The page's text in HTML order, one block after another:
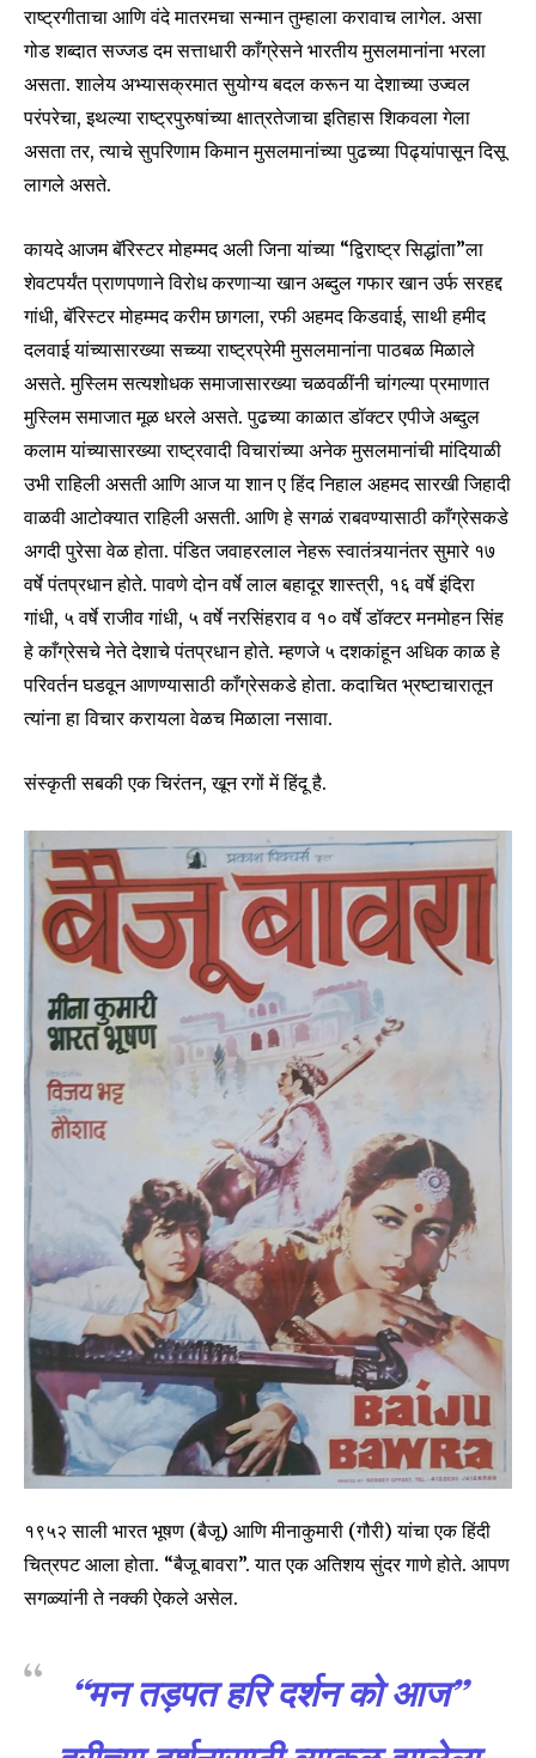
Join our community of
SUBSCRIBERS and be part of the
conversation.
To subscribe, simply enter your email address on our website
or click the subscribe button below. Don't worry, we respect
your privacy and won't spam your inbox. Your information is
safe with us.
SUBSCRIBE
I've read and accept thePrivacy Policy.
राष्ट्रगीताचा आणि वंदे मातरमचा सन्मान तुम्हाला करावाच लागेल. असा
गोड शब्दात सज्जड दम सत्ताधारी काँग्रेसने भारतीय मुसलमानांना भरला
असता. शालेय अभ्यासक्रमात सुयोग्य बदल करून या देशाच्या उज्वल
परंपरेचा, इथल्या राष्ट्रपुरुषांच्या क्षात्रतेजाचा इतिहास शिकवला गेला
असता तर, त्याचे सुपरिणाम किमान मुसलमानांच्या पुढच्या पिढ्यांपासून दिसू
लागले असते.
कायदे आजम बॅरिस्टर मोहम्मद अली जिना यांच्या “द्विराष्ट्र सिद्धांता”ला
शेवटपर्यंत प्राणपणाने विरोध करणाऱ्या खान अब्दुल गफार खान उर्फ सरहद्द
गांधी, बॅरिस्टर मोहम्मद करीम छागला, रफी अहमद किडवाई, साथी हमीद
दलवाई यांच्यासारख्या सच्च्या राष्ट्रप्रेमी मुसलमानांना पाठबळ मिळाले
असते. मुस्लिम सत्यशोधक समाजासारख्या चळवळींनी चांगल्या प्रमाणात
मुस्लिम समाजात मूळ धरले असते. पुढच्या काळात डॉक्टर एपीजे अब्दुल
कलाम यांच्यासारख्या राष्ट्रवादी विचारांच्या अनेक मुसलमानांची मांदियाळी
उभी राहिली असती आणि आज या शान ए हिंद निहाल अहमद सारखी जिहादी
वाळवी आटोक्यात राहिली असती. आणि हे सगळं राबवण्यासाठी काँग्रेसकडे
अगदी पुरेसा वेळ होता. पंडित जवाहरलाल नेहरू स्वातंत्र्यानंतर सुमारे १७
वर्षे पंतप्रधान होते. पावणे दोन वर्षे लाल बहादूर शास्त्री, १६ वर्षे इंदिरा
गांधी, ५ वर्षे राजीव गांधी, ५ वर्षे नरसिंहराव व १० वर्षे डॉक्टर मनमोहन सिंह
हे काँग्रेसचे नेते देशाचे पंतप्रधान होते. म्हणजे ५ दशकांहून अधिक काळ हे
परिवर्तन घडवून आणण्यासाठी काँग्रेसकडे होता. कदाचित भ्रष्टाचारातून
त्यांना हा विचार करायला वेळच मिळाला नसावा.
संस्कृती सबकी एक चिरंतन, खून रगों में हिंदू है.
१९५२ साली भारत भूषण (बैजू) आणि मीनाकुमारी (गौरी) यांचा एक हिंदी
चित्रपट आला होता. “बैजू बावरा”. यात एक अतिशय सुंदर गाणे होते. आपण
सगळ्यांनी ते नक्की ऐकले असेल.
“मन तड़पत हरि दर्शन को आज”